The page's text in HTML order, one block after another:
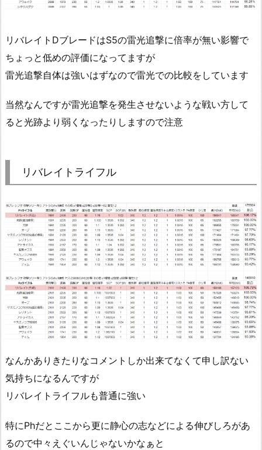
リバレイトDブレードはS5の雷光追撃に倍率が無い影響で
ちょっと低めの評価になってますが
雷光追撃自体は強いはずなので雷光での比較をしています
当然なんですが雷光追撃を発生させないような戦い方して
ると光跡より弱くなったりしますので注意
リバレイトライフル
なんかありきたりなコメントしか出来てなくて申し訳ない
気持ちになるんですが
リバレイトライフルも普通に強い
特にPhだとここから更に静心の志などによる伸びしろがあ
るので中々えぐいんじゃないかなぁと